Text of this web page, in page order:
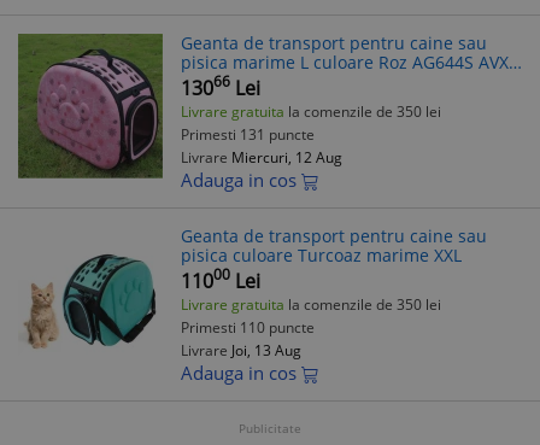
Geanta de transport pentru caine sau
pisica marime L culoare Roz AG644S AVX-
AG644S
13066 Lei
Livrare gratuita la comenzile de 350 lei
Primesti 131 puncte
Livrare Miercuri, 12 Aug
Adauga in cos
Geanta de transport pentru caine sau
pisica culoare Turcoaz marime XXL
11000 Lei
Livrare gratuita la comenzile de 350 lei
Primesti 110 puncte
Livrare Joi, 13 Aug
Adauga in cos
Publicitate